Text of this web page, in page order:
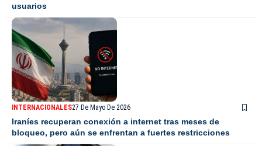
usuarios
INTERNACIONALES27 De Mayo De 2026
Iraníes recuperan conexión a internet tras meses de
bloqueo, pero aún se enfrentan a fuertes restricciones